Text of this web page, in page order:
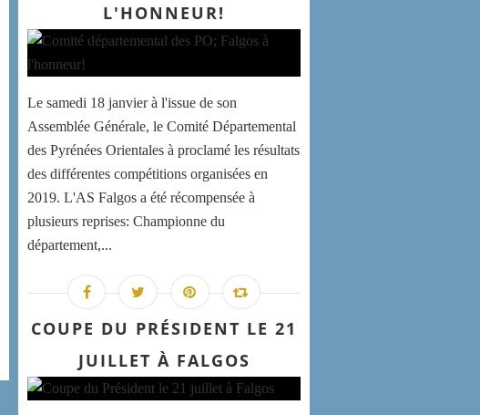
L'HONNEUR!
Le samedi 18 janvier à l'issue de son
Assemblée Générale, le Comité Départemental
des Pyrénées Orientales à proclamé les résultats
des différentes compétitions organisées en
2019. L'AS Falgos a été récompensée à
plusieurs reprises: Championne du
département,...
COUPE DU PRÉSIDENT LE 21
JUILLET À FALGOS